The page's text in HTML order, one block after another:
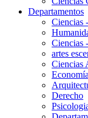
Departamentos
Ciencias
Ciencias
artes
Ciencias
Economía
Derecho